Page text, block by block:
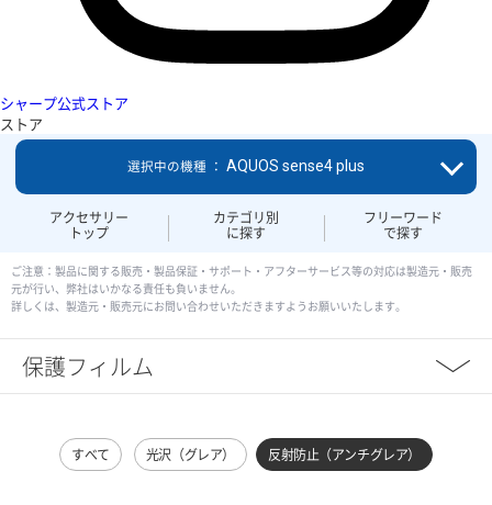
シャープ公式ストア
ストア
アクセサリー
トップ
カテゴリ別
に探す
フリーワード
で探す
選択中の機種 ： AQUOS sense4 plus
ご注意：製品に関する販売・製品保証・サポート・アフターサービス等の対応は製造元・販売
元が行い、弊社はいかなる責任も負いません。
詳しくは、製造元・販売元にお問い合わせいただきますようお願いいたします。
保護フィルム
すべて 光沢（グレア） 反射防止（アンチグレア）